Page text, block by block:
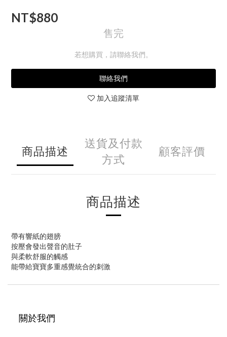
NT$880
售完
若想購買，請聯絡我們。
聯絡我們
加入追蹤清單
商品描述
送貨及付款
方式
顧客評價
商品描述
帶有響紙的翅膀
按壓會發出聲音的肚子
與柔軟舒服的觸感
能帶給寶寶多重感覺統合的刺激
關於我們